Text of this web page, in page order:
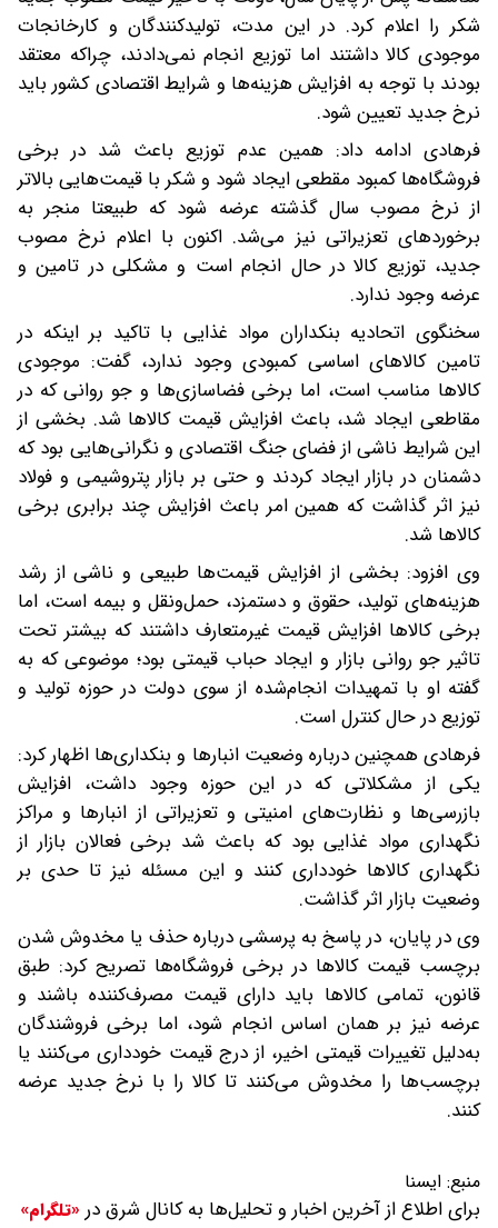
شکر را اعلام کرد. در این مدت، تولیدکنندگان و کارخانجات
موجودی کالا داشتند اما توزیع انجام نمی‌دادند، چراکه معتقد
بودند با توجه به افزایش هزینه‌ها و شرایط اقتصادی کشور باید
نرخ جدید تعیین شود.
فرهادی ادامه داد: همین عدم توزیع باعث شد در برخی
فروشگاه‌ها کمبود مقطعی ایجاد شود و شکر با قیمت‌هایی بالاتر
از نرخ مصوب سال گذشته عرضه شود که طبیعتا منجر به
برخوردهای تعزیراتی نیز می‌شد. اکنون با اعلام نرخ مصوب
جدید، توزیع کالا در حال انجام است و مشکلی در تامین و
عرضه وجود ندارد.
سخنگوی اتحادیه بنکداران مواد غذایی با تاکید بر اینکه در
تامین کالاهای اساسی کمبودی وجود ندارد، گفت: موجودی
کالاها مناسب است، اما برخی فضاسازی‌ها و جو روانی که در
مقاطعی ایجاد شد، باعث افزایش قیمت کالاها شد. بخشی از
این شرایط ناشی از فضای جنگ اقتصادی و نگرانی‌هایی بود که
دشمنان در بازار ایجاد کردند و حتی بر بازار پتروشیمی و فولاد
نیز اثر گذاشت که همین امر باعث افزایش چند برابری برخی
کالاها شد.
وی افزود: بخشی از افزایش قیمت‌ها طبیعی و ناشی از رشد
هزینه‌های تولید، حقوق و دستمزد، حمل‌ونقل و بیمه است، اما
برخی کالاها افزایش قیمت غیرمتعارف داشتند که بیشتر تحت
تاثیر جو روانی بازار و ایجاد حباب قیمتی بود؛ موضوعی که به
گفته او با تمهیدات انجام‌شده از سوی دولت در حوزه تولید و
توزیع در حال کنترل است.
فرهادی همچنین درباره وضعیت انبارها و بنکداری‌ها اظهار کرد:
یکی از مشکلاتی که در این حوزه وجود داشت، افزایش
بازرسی‌ها و نظارت‌های امنیتی و تعزیراتی از انبارها و مراکز
نگهداری مواد غذایی بود که باعث شد برخی فعالان بازار از
نگهداری کالاها خودداری کنند و این مسئله نیز تا حدی بر
وضعیت بازار اثر گذاشت.
وی در پایان، در پاسخ به پرسشی درباره حذف یا مخدوش شدن
برچسب قیمت کالاها در برخی فروشگاه‌ها تصریح کرد: طبق
قانون، تمامی کالاها باید دارای قیمت مصرف‌کننده باشند و
عرضه نیز بر همان اساس انجام شود، اما برخی فروشندگان
به‌دلیل تغییرات قیمتی اخیر، از درج قیمت خودداری می‌کنند یا
برچسب‌ها را مخدوش می‌کنند تا کالا را با نرخ جدید عرضه
کنند.
منبع: ایسنا
برای اطلاع از آخرین اخبار و تحلیل‌ها به کانال شرق در «تلگرام»